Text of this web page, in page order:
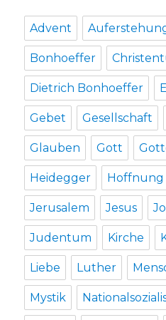
Fleischer,
2014
Advent
Bonhoeffer
Dietrich Bonhoeffer
Gebet Gesellschaft
Glauben Gott
Heidegger Hoffnung
Jerusalem Jesus
Judentum Kirche
Liebe Luther
Mystik